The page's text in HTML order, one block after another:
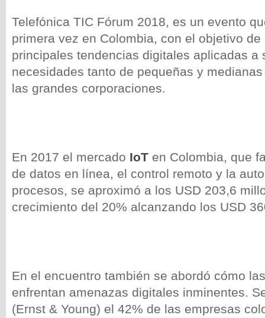
Telefónica TIC Fórum 2018, es un evento
primera vez en Colombia, con el objetivo
principales tendencias digitales aplicadas a
necesidades tanto de pequeñas y
las grandes corporaciones.
En 2017 el mercado IoT en Colombia, que
de datos en línea, el control remoto y la
procesos, se aproximó a los USD 203,6
crecimiento del 20% alcanzando los USD
En el encuentro también se abordó cómo
enfrentan amenazas digitales inminentes.
(Ernst & Young) el 42% de las empresas